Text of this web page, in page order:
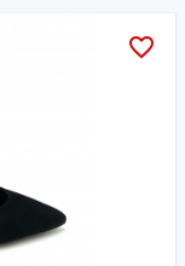
favorite_border